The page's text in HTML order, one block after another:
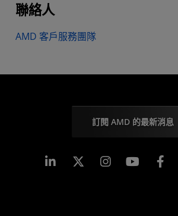
聯絡人
AMD 客戶服務團隊
訂閱 AMD 的最新消息
Linkedin Instagram